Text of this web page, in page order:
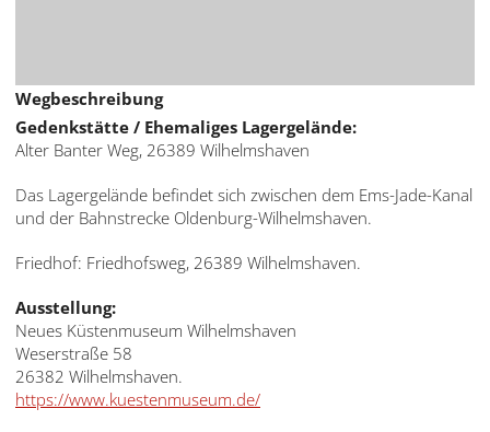
Wegbeschreibung
Gedenkstätte / Ehemaliges Lagergelände:
Alter Banter Weg, 26389 Wilhelmshaven
Das Lagergelände befindet sich zwischen dem Ems-Jade-Kanal
und der Bahnstrecke Oldenburg-Wilhelmshaven.
Friedhof: Friedhofsweg, 26389 Wilhelmshaven.
Ausstellung:
Neues Küstenmuseum Wilhelmshaven
Weserstraße 58
26382 Wilhelmshaven.
https://www.kuestenmuseum.de/